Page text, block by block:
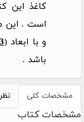
کاغذ این
است . این
و با ابعاد (
باشد .
مشخصات کلی
مشخصات کتاب